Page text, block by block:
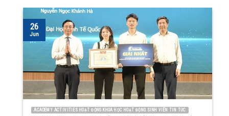
ACADEMY ACTIVITIES HOẠT ĐỘNG KHOA HỌC HOẠT ĐỘNG SINH VIÊN TIN TỨC
Sinh viên Khoa Toán Kinh tế đạt Giải Nhất Olympic Kinh tế
lượng ứng dụng lần 11 (14.6.2026)
26